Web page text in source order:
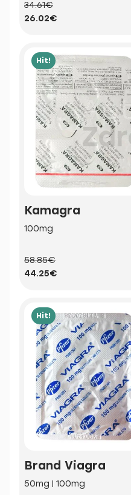
34.61€
26.02€
Hit!
Kamagra
100mg
58.85€
44.25€
Hit!
Brand Viagra
50mg | 100mg